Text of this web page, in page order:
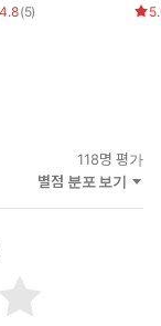
4.8(5)
118명 평가
별점 분포 보기